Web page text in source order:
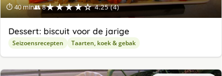
⏱ 40 min👥 8★★★★☆ 4.25 (4)
Dessert: biscuit voor de jarige
Seizoensrecepten Taarten, koek & gebak